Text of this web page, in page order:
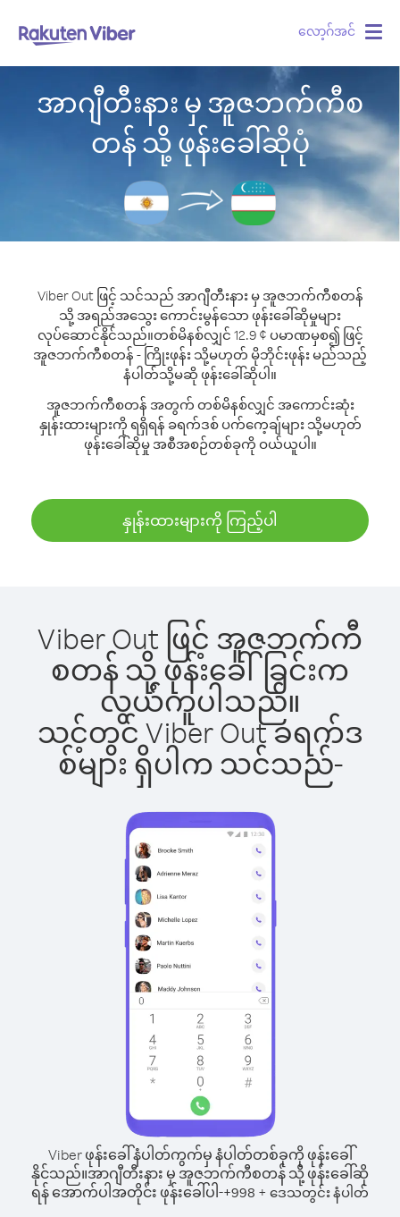
လော့ဂ်အင်
အာဂျီတီးနား မှ အူဇဘက်ကီစ
တန် သို့ ဖုန်းခေါ်ဆိုပုံ
Viber Out ဖြင့် သင်သည် အာဂျီတီးနား မှ အူဇဘက်ကီစတန်
သို့ အရည်အသွေး ကောင်းမွန်သော ဖုန်းခေါ်ဆိုမှုများ
လုပ်ဆောင်နိုင်သည်။တစ်မိနစ်လျှင် 12.9 ¢ ပမာဏမှစ၍ ဖြင့်
အူဇဘက်ကီစတန် - ကြိုးဖုန်း သို့မဟုတ် မိုဘိုင်းဖုန်း မည်သည့်
နံပါတ်သို့မဆို ဖုန်းခေါ်ဆိုပါ။
အူဇဘက်ကီစတန် အတွက် တစ်မိနစ်လျှင် အကောင်းဆုံး
နှုန်းထားများကို ရရှိရန် ခရက်ဒစ် ပက်ကေ့ချ်များ သို့မဟုတ်
ဖုန်းခေါ်ဆိုမှု အစီအစဉ်တစ်ခုကို ဝယ်ယူပါ။
နှုန်းထားများကို ကြည့်ပါ
Viber Out ဖြင့် အူဇဘက်ကီ
စတန် သို့ ဖုန်းခေါ်ခြင်းက
လွယ်ကူပါသည်။
သင့်တွင် Viber Out ခရက်ဒ
စ်များ ရှိပါက သင်သည်-
Viber ဖုန်းခေါ်နံပါတ်ကွက်မှ နံပါတ်တစ်ခုကို ဖုန်းခေါ်
နိုင်သည်။အာဂျီတီးနား မှ အူဇဘက်ကီစတန် သို့ ဖုန်းခေါ်ဆို
ရန် အောက်ပါအတိုင်း ဖုန်းခေါ်ပါ-+998 + ဒေသတွင်း နံပါတ်